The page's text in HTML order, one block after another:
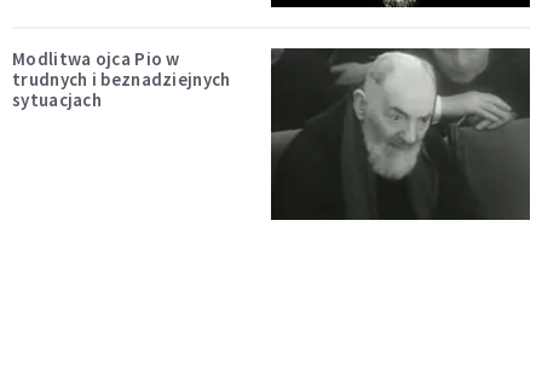
Modlitwa ojca Pio w
trudnych i beznadziejnych
sytuacjach